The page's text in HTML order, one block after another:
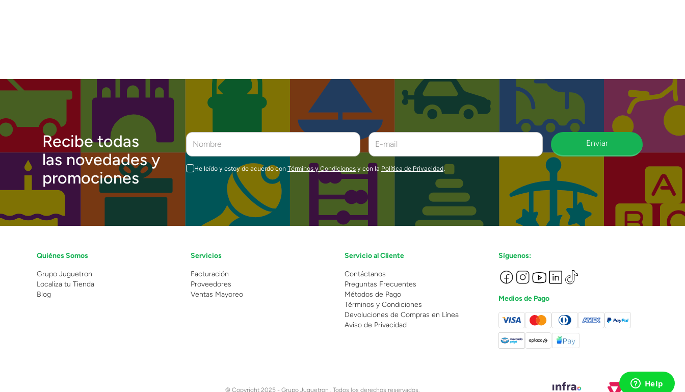
Recibe todas
las novedades y
promociones
Enviar
He leído y estoy de acuerdo con Términos y Condiciones y con la Política de Privacidad.
Quiénes Somos
Grupo Juguetron
Localiza tu Tienda
Blog
Servicios
Facturación
Proveedores
Ventas Mayoreo
Servicio al Cliente
Contáctanos
Preguntas Frecuentes
Métodos de Pago
Términos y Condiciones
Devoluciones de Compras en Línea
Aviso de Privacidad
Síguenos:
Medios de Pago
© Copyright 2025 - Grupo Juguetron . Todos los derechos reservados.